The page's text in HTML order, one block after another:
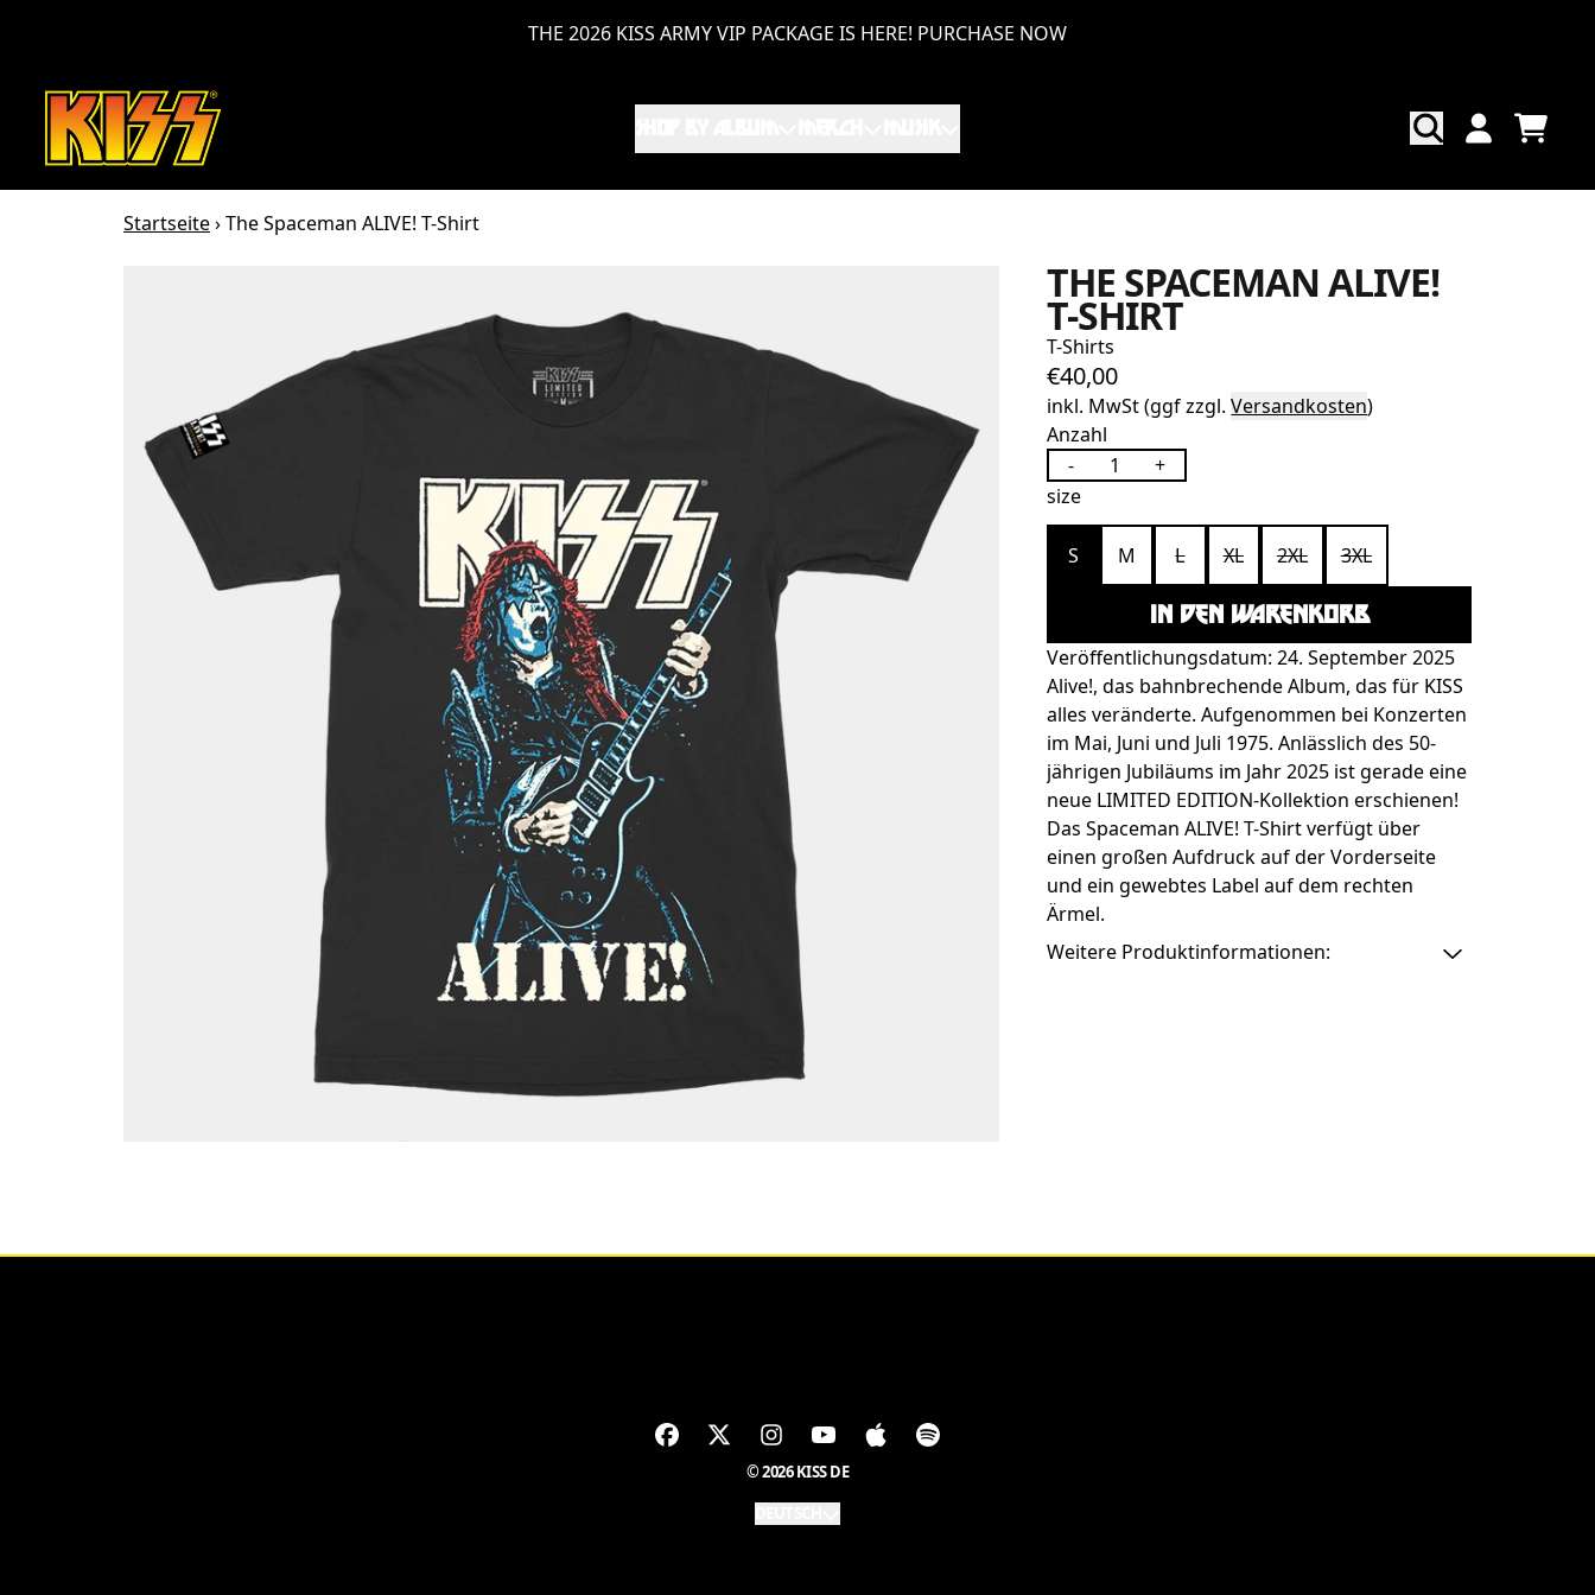
THE 2026 KISS ARMY VIP PACKAGE IS HERE! PURCHASE NOW
Startseite›The Spaceman ALIVE! T-Shirt
THE SPACEMAN ALIVE!
T-SHIRT
T-Shirts
€40,00
inkl. MwSt (ggf zzgl.Versandkosten)
Anzahl
-
+
size
S M L XL 2XL 3XL
IN DEN WARENKORB
Veröffentlichungsdatum: 24. September 2025
Alive!, das bahnbrechende Album, das für KISS
alles veränderte. Aufgenommen bei Konzerten
im Mai, Juni und Juli 1975. Anlässlich des 50-
jährigen Jubiläums im Jahr 2025 ist gerade eine
neue LIMITED EDITION-Kollektion erschienen!
Das Spaceman ALIVE! T-Shirt verfügt über
einen großen Aufdruck auf der Vorderseite
und ein gewebtes Label auf dem rechten
Ärmel.
Weitere Produktinformationen:
© 2026 KISS DE